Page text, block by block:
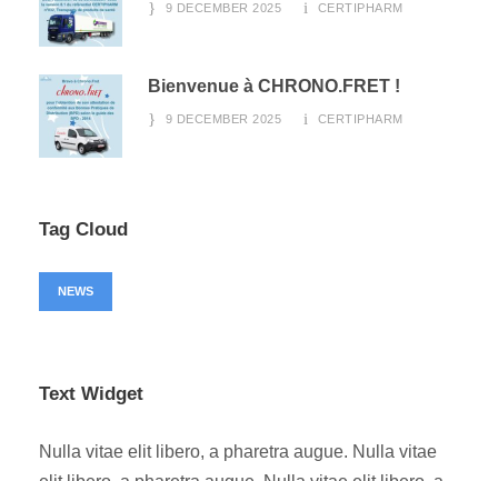
9 DECEMBER 2025 CERTIPHARM
Bienvenue à CHRONO.FRET !
9 DECEMBER 2025 CERTIPHARM
Tag Cloud
NEWS
Text Widget
Nulla vitae elit libero, a pharetra augue. Nulla vitae